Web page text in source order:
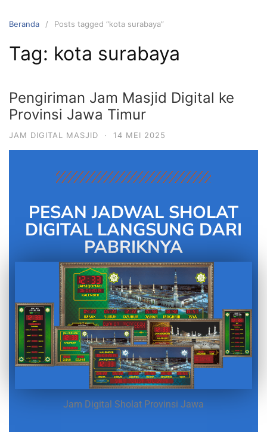
Beranda Posts tagged “kota surabaya”
Tag: kota surabaya
Pengiriman Jam Masjid Digital ke
Provinsi Jawa Timur
JAM DIGITAL MASJID · 14 MEI 2025
PESAN JADWAL SHOLAT
DIGITAL LANGSUNG DARI
PABRIKNYA
Jam Digital Sholat Provinsi Jawa